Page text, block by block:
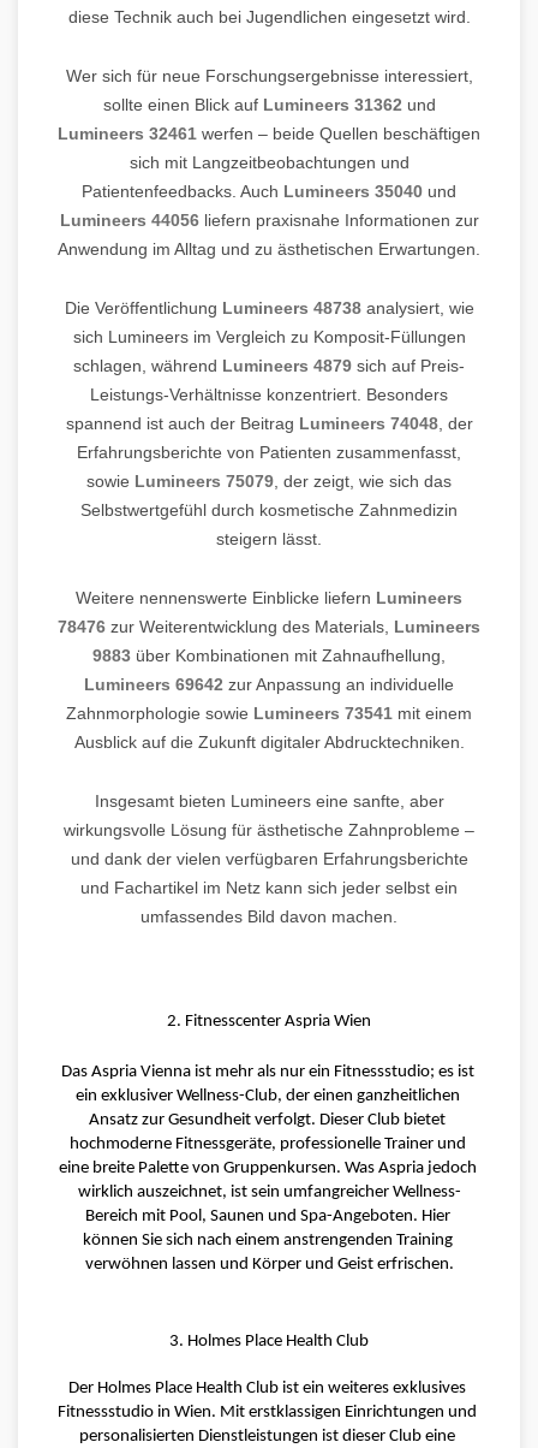
diese Technik auch bei Jugendlichen eingesetzt wird.
Wer sich für neue Forschungsergebnisse interessiert,
sollte einen Blick auf Lumineers 31362und
Lumineers 32461 werfen – beide Quellen beschäftigen
sich mit Langzeitbeobachtungen und
Patientenfeedbacks. Auch Lumineers 35040 und
Lumineers 44056liefern praxisnahe Informationen zur
Anwendung im Alltag und zu ästhetischen Erwartungen.
Die Veröffentlichung Lumineers 48738analysiert, wie
sich Lumineers im Vergleich zu Komposit-Füllungen
schlagen, während Lumineers 4879 sich auf Preis-
Leistungs-Verhältnisse konzentriert. Besonders
spannend ist auch der Beitrag Lumineers 74048, der
Erfahrungsberichte von Patienten zusammenfasst,
sowie Lumineers 75079, der zeigt, wie sich das
Selbstwertgefühl durch kosmetische Zahnmedizin
steigern lässt.
Weitere nennenswerte Einblicke liefern Lumineers
78476 zur Weiterentwicklung des Materials, Lumineers
9883 über Kombinationen mit Zahnaufhellung,
Lumineers 69642 zur Anpassung an individuelle
Zahnmorphologie sowie Lumineers 73541 mit einem
Ausblick auf die Zukunft digitaler Abdrucktechniken.
Insgesamt bieten Lumineers eine sanfte, aber
wirkungsvolle Lösung für ästhetische Zahnprobleme –
und dank der vielen verfügbaren Erfahrungsberichte
und Fachartikel im Netz kann sich jeder selbst ein
umfassendes Bild davon machen.
2. Fitnesscenter Aspria Wien
Das Aspria Vienna ist mehr als nur ein Fitnessstudio; es ist
ein exklusiver Wellness-Club, der einen ganzheitlichen
Ansatz zur Gesundheit verfolgt. Dieser Club bietet
hochmoderne Fitnessgeräte, professionelle Trainer und
eine breite Palette von Gruppenkursen. Was Aspria jedoch
wirklich auszeichnet, ist sein umfangreicher Wellness-
Bereich mit Pool, Saunen und Spa-Angeboten. Hier
können Sie sich nach einem anstrengenden Training
verwöhnen lassen und Körper und Geist erfrischen.
3. Holmes Place Health Club
Der Holmes Place Health Club ist ein weiteres exklusives
Fitnessstudio in Wien. Mit erstklassigen Einrichtungen und
personalisierten Dienstleistungen ist dieser Club eine